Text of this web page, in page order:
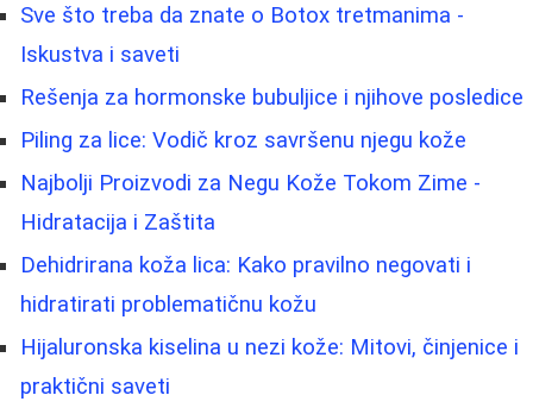
Sve što treba da znate o Botox tretmanima -
Iskustva i saveti
Rešenja za hormonske bubuljice i njihove posledice
Piling za lice: Vodič kroz savršenu njegu kože
Najbolji Proizvodi za Negu Kože Tokom Zime -
Hidratacija i Zaštita
Dehidrirana koža lica: Kako pravilno negovati i
hidratirati problematičnu kožu
Hijaluronska kiselina u nezi kože: Mitovi, činjenice i
praktični saveti